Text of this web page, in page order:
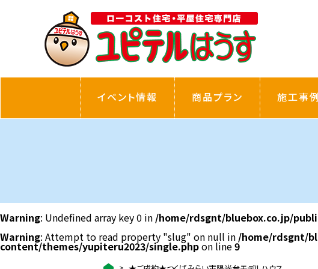
イベント情報 商品プラン 施工事例
Warning: Undefined array key 0 in /home/rdsgnt/bluebox.co.jp/
Warning: Attempt to read property "slug" on null in /home/rdsgnt/
content/themes/yupiteru2023/single.phpon line9